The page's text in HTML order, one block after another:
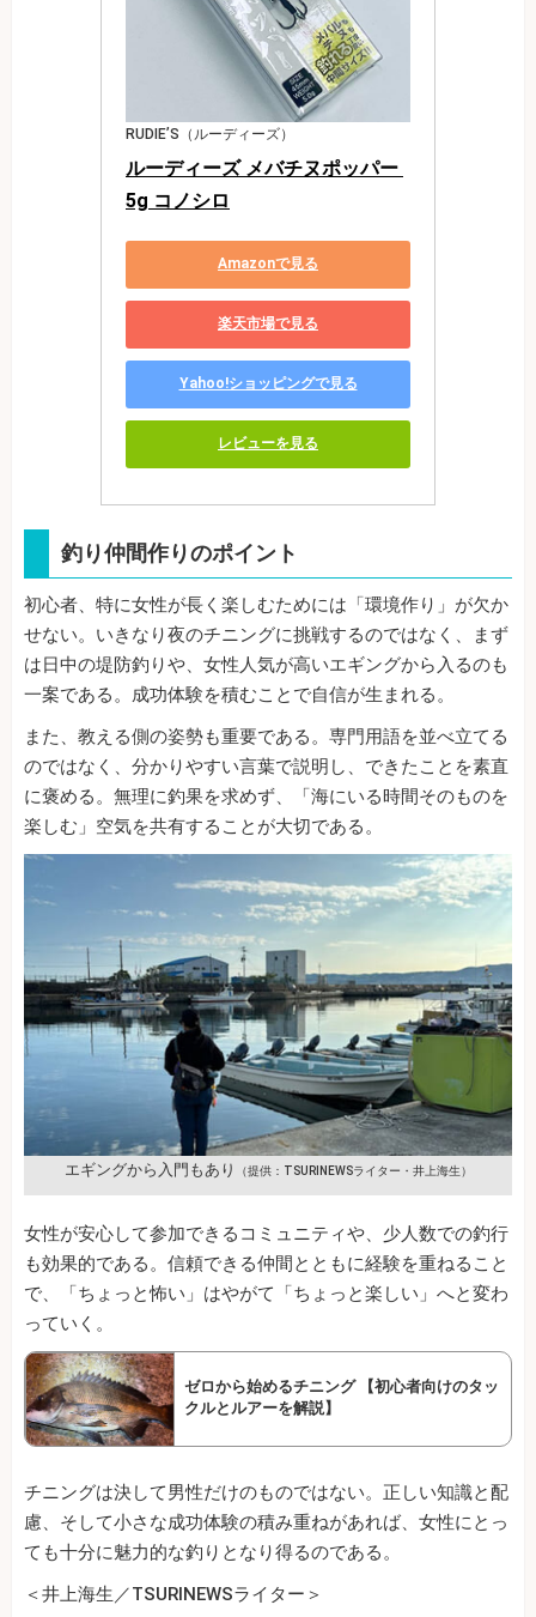
RUDIE’S（ルーディーズ）
ルーディーズ メバチヌポッパー
5g コノシロ
Amazonで見る
楽天市場で見る
Yahoo!ショッピングで見る
レビューを見る
釣り仲間作りのポイント
初心者、特に女性が長く楽しむためには「環境作り」が欠か
せない。いきなり夜のチニングに挑戦するのではなく、まず
は日中の堤防釣りや、女性人気が高いエギングから入るのも
一案である。成功体験を積むことで自信が生まれる。
また、教える側の姿勢も重要である。専門用語を並べ立てる
のではなく、分かりやすい言葉で説明し、できたことを素直
に褒める。無理に釣果を求めず、「海にいる時間そのものを
楽しむ」空気を共有することが大切である。
エギングから入門もあり （提供：TSURINEWSライター・井上海生）
女性が安心して参加できるコミュニティや、少人数での釣行
も効果的である。信頼できる仲間とともに経験を重ねること
で、「ちょっと怖い」はやがて「ちょっと楽しい」へと変わ
っていく。
ゼロから始めるチニング 【初心者向けのタッ
クルとルアーを解説】
チニングは決して男性だけのものではない。正しい知識と配
慮、そして小さな成功体験の積み重ねがあれば、女性にとっ
ても十分に魅力的な釣りとなり得るのである。
＜井上海生／TSURINEWSライター＞